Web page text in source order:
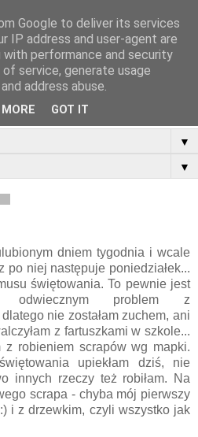
▼
▼
dniem tygodnia i wcale
po niej następuje poniedziałek...
świętowania. To pewnie jest
problem z
nie zostałam zuchem, ani
z fartuszkami w szkole...
z robieniem scrapów wg mapki.
upiekłam dziś, nie
innych rzeczy też robiłam. Na
scrapa - chyba mój pierwszy
i z drzewkim, czyli wszystko jak
Google to deliver its services
IP address and user-agent are
with performance and security
service, generate usage
address abuse.
GOT IT